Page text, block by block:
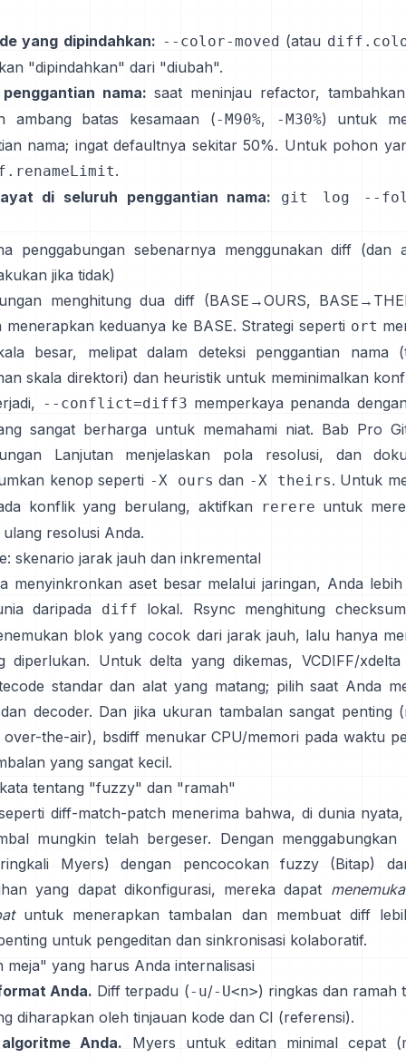
yang dipindahkan: --color-moved (atau
"dipindahkan" dari "diubah".
nama: saat meninjau refactor, tambahkan
ambang batas kesamaan (-M90%, -M30%) untuk
nama; ingat defaultnya sekitar 50%. Untuk pohon
.
di seluruh penggantian nama:
git log --
penggabungan sebenarnya menggunakan diff (dan
jika tidak)
menghitung dua diff (BASE→OURS,
menerapkan keduanya ke BASE. Strategi seperti ort
besar, melipat dalam deteksi penggantian nama
skala direktori) dan heuristik untuk meminimalkan
--conflict=diff3 memperkaya penanda
sangat berharga untuk memahami niat. Bab Pro
Lanjutan
menjelaskan pola resolusi, dan
kenop seperti -X ours dan -X theirs. Untuk
konflik yang berulang, aktifkan
rerere untuk
resolusi Anda.
skenario jarak jauh dan inkremental
menyinkronkan aset besar melalui jaringan, Anda
daripada
diff lokal. Rsync menghitung
blok yang cocok dari jarak jauh, lalu hanya
diperlukan. Untuk delta yang dikemas, VCDIFF/xdelta
standar dan alat yang matang; pilih saat Anda
decoder. Dan jika ukuran tambalan sangat penting
the-air), bsdiff menukar CPU/memori pada waktu
yang sangat kecil.
tentang "fuzzy" dan "ramah"
diff-match-patch menerima bahwa, di dunia
mungkin telah bergeser. Dengan menggabungkan
Myers) dengan pencocokan fuzzy
(Bitap)
yang dapat dikonfigurasi, mereka dapat
untuk menerapkan tambalan dan membuat diff
untuk pengeditan dan sinkronisasi kolaboratif.
meja" yang harus Anda internalisasi
Anda. Diff terpadu (-u/-U<n>) ringkas dan ramah
diharapkan oleh tinjauan kode dan CI (referensi).
Anda. Myers untuk editan minimal cepat (